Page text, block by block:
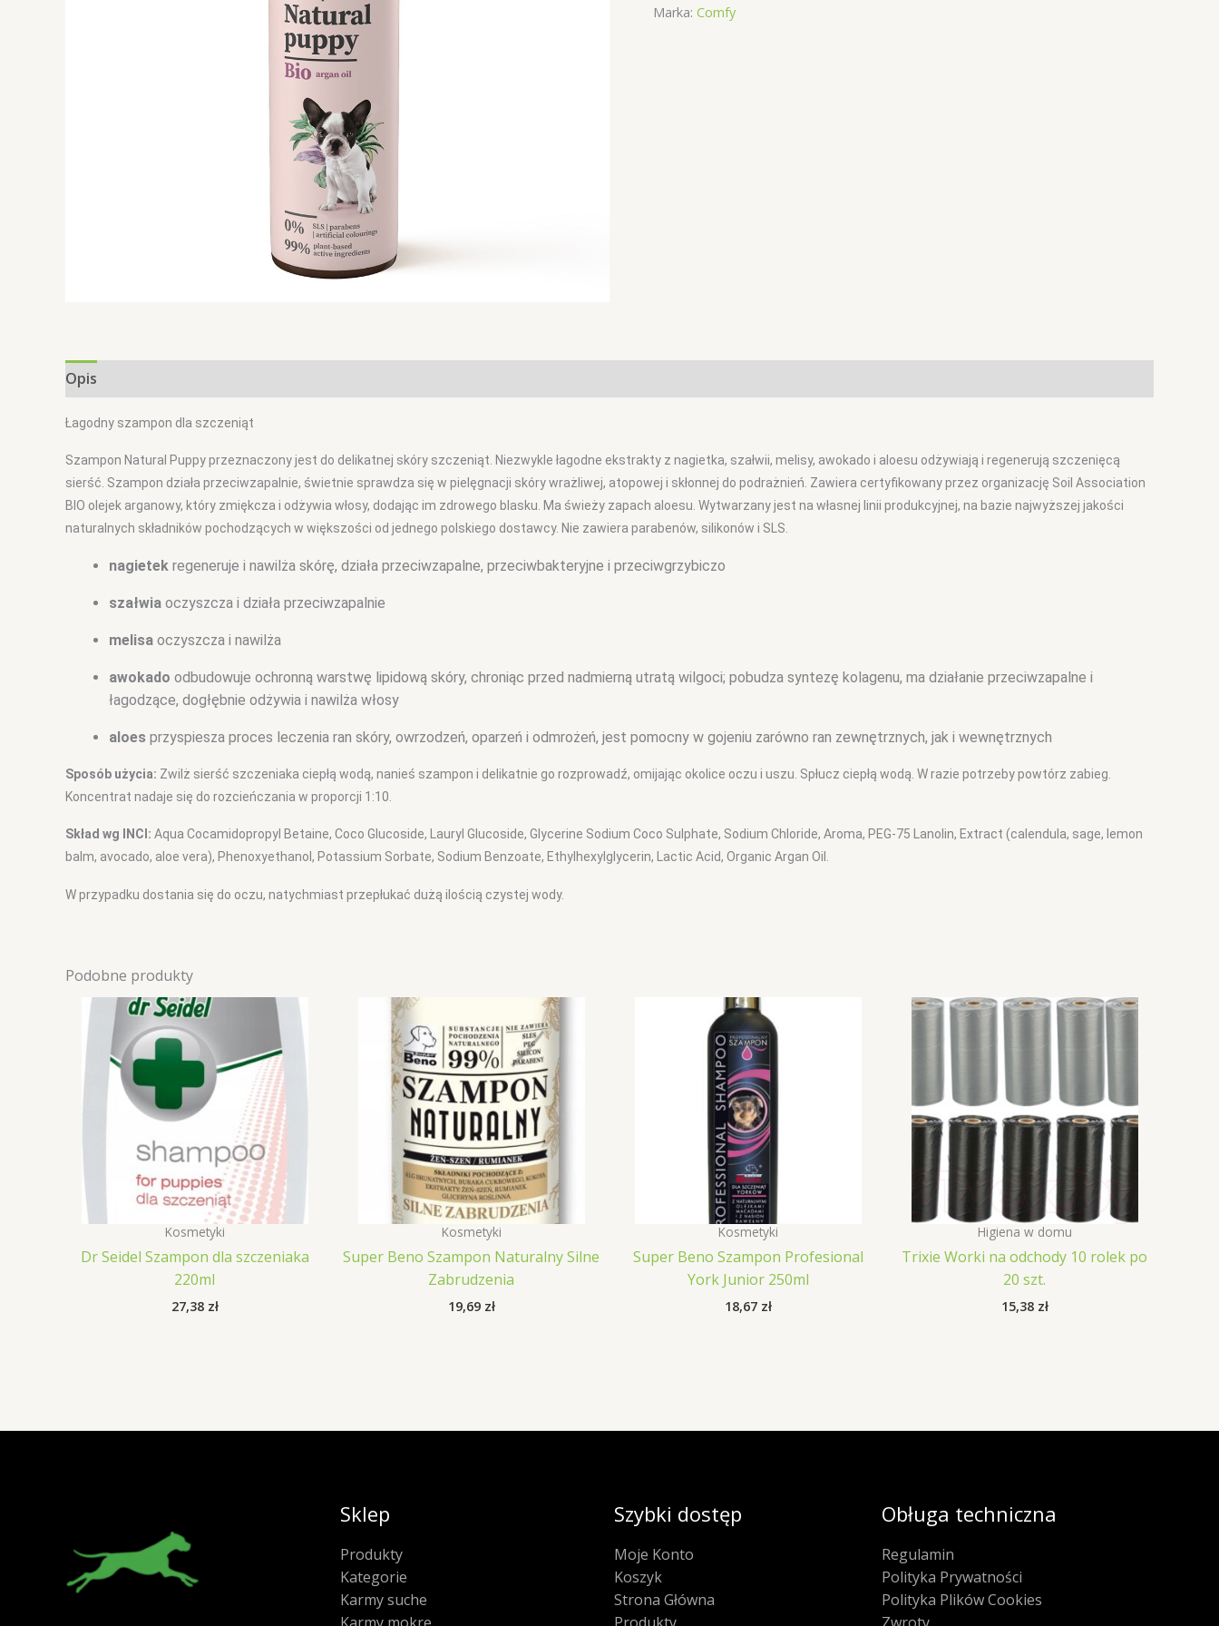
Marka: Comfy
Opis
Łagodny szampon dla szczeniąt
Szampon Natural Puppy przeznaczony jest do delikatnej skóry szczeniąt. Niezwykle łagodne ekstrakty z nagietka, szałwii, melisy, awokado i aloesu odżywiają i regenerują szczenięcą
sierść. Szampon działa przeciwzapalnie, świetnie sprawdza się w pielęgnacji skóry wrażliwej, atopowej i skłonnej do podrażnień. Zawiera certyfikowany przez organizację Soil Association
BIO olejek arganowy, który zmiękcza i odżywia włosy, dodając im zdrowego blasku. Ma świeży zapach aloesu. Wytwarzany jest na własnej linii produkcyjnej, na bazie najwyższej jakości
naturalnych składników pochodzących w większości od jednego polskiego dostawcy. Nie zawiera parabenów, silikonów i SLS.
nagietek regeneruje i nawilża skórę, działa przeciwzapalne, przeciwbakteryjne i przeciwgrzybiczo
szałwia oczyszcza i działa przeciwzapalnie
melisa oczyszcza i nawilża
awokado odbudowuje ochronną warstwę lipidową skóry, chroniąc przed nadmierną utratą wilgoci; pobudza syntezę kolagenu, ma działanie przeciwzapalne i
łagodzące, dogłębnie odżywia i nawilża włosy
aloes przyspiesza proces leczenia ran skóry, owrzodzeń, oparzeń i odmrożeń, jest pomocny w gojeniu zarówno ran zewnętrznych, jak i wewnętrznych
Sposób użycia: Zwilż sierść szczeniaka ciepłą wodą, nanieś szampon i delikatnie go rozprowadź, omijając okolice oczu i uszu. Spłucz ciepłą wodą. W razie potrzeby powtórz zabieg.
Koncentrat nadaje się do rozcieńczania w proporcji 1:10.
Skład wg INCI: Aqua Cocamidopropyl Betaine, Coco Glucoside, Lauryl Glucoside, Glycerine Sodium Coco Sulphate, Sodium Chloride, Aroma, PEG-75 Lanolin, Extract (calendula, sage, lemon
balm, avocado, aloe vera), Phenoxyethanol, Potassium Sorbate, Sodium Benzoate, Ethylhexylglycerin, Lactic Acid, Organic Argan Oil.
W przypadku dostania się do oczu, natychmiast przepłukać dużą ilością czystej wody.
Podobne produkty
Kosmetyki
Dr Seidel Szampon dla szczeniaka
220ml
27,38 zł
Kosmetyki
Super Beno Szampon Naturalny Silne
Zabrudzenia
19,69 zł
Kosmetyki
Super Beno Szampon Profesional
York Junior 250ml
18,67 zł
Higiena w domu
Trixie Worki na odchody 10 rolek po
20 szt.
15,38 zł
Sklep
Produkty
Kategorie
Karmy suche
Karmy mokre
Szybki dostęp
Moje Konto
Koszyk
Strona Główna
Produkty
Obługa techniczna
Regulamin
Polityka Prywatności
Polityka Plików Cookies
Zwroty